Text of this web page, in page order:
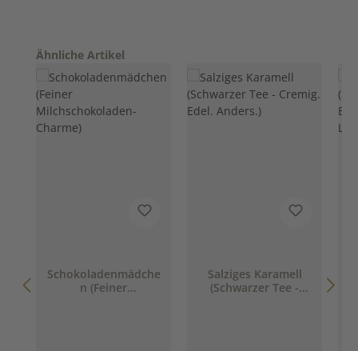
Produktgalerie überspringen
Ähnliche Artikel
Schokoladenmädche
n (Feiner
Salziges Karamell
(Schwarzer Tee -